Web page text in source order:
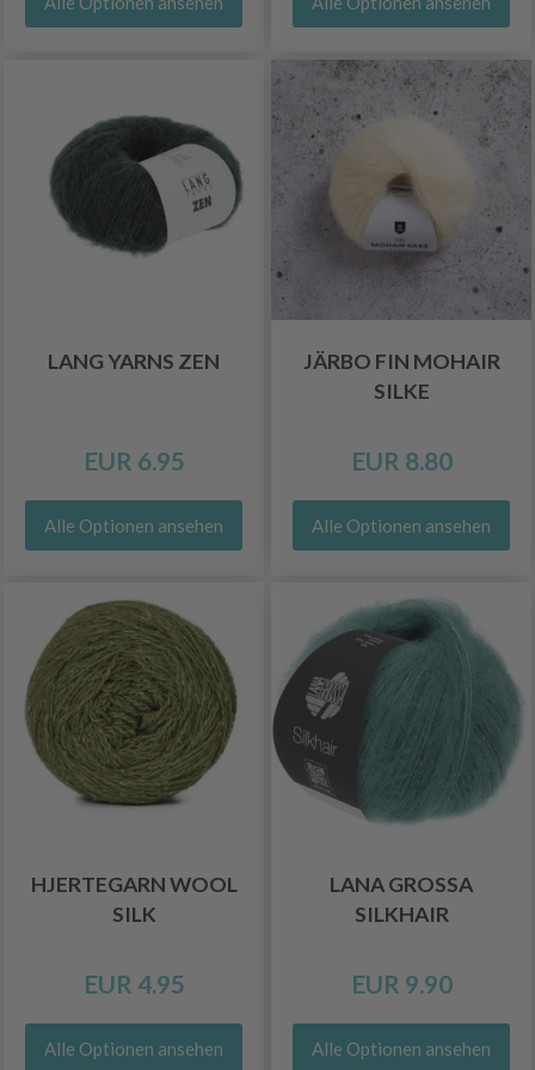
LANG YARNS ZEN
EUR 6.95
Alle Optionen ansehen
JÄRBO FIN MOHAIR
SILKE
EUR 8.80
Alle Optionen ansehen
HJERTEGARN WOOL
SILK
EUR 4.95
Alle Optionen ansehen
LANA GROSSA
SILKHAIR
EUR 9.90
Alle Optionen ansehen